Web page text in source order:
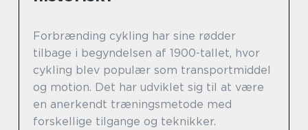
Forbrænding cykling har sine rødder
tilbage i begyndelsen af 1900-tallet, hvor
cykling blev populær som transportmiddel
og motion. Det har udviklet sig til at være
en anerkendt træningsmetode med
forskellige tilgange og teknikker.